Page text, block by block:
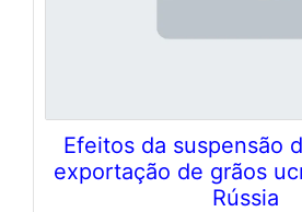
Efeitos da suspensão
exportação de grãos
Rússia